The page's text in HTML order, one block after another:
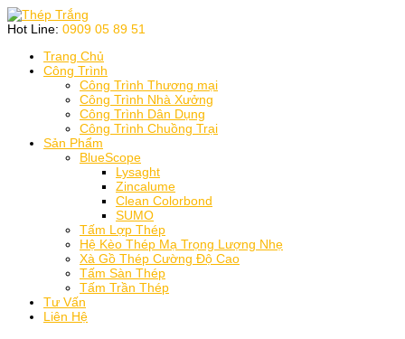
Skip
to
Hot Line: 0909 05 89 51
Trang Chủ
Công Trình
Công Trình Thương mại
Công Trình Nhà Xưởng
Công Trình Dân Dụng
Công Trình Chuồng Trại
Sản Phẩm
BlueScope
Lysaght
Zincalume
Clean Colorbond
SUMO
Tấm Lợp Thép
Hệ Kèo Thép Mạ Trọng Lượng Nhẹ
Xà Gồ Thép Cường Độ Cao
Tấm Sàn Thép
Tấm Trần Thép
Tư Vấn
Liên Hệ